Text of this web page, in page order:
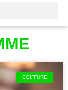
COIFFURE